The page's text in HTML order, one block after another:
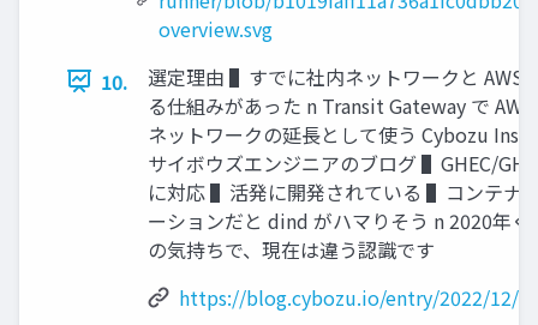
overview.svg
10.
選定理由 ▌すでに社内ネットワークと AWS
る仕組みがあった n Transit Gateway で
ネットワークの延⻑として使う Cybozu
サイボウズエンジニアのブログ ▌GHEC/
に対応 ▌活発に開発されている ▌コンテナ
ーションだと dind がハマりそう n 2020年ぐ
の気持ちで、現在は違う認識です
https://blog.cybozu.io/entry/2022/12/